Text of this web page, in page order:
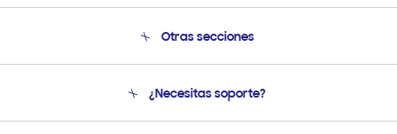
Otras secciones
Soporte
¿Necesitas soporte?